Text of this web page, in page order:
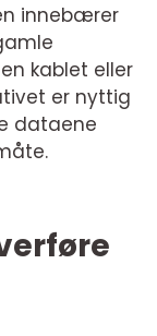
innebærer
kablet eller
er nyttig
dataene